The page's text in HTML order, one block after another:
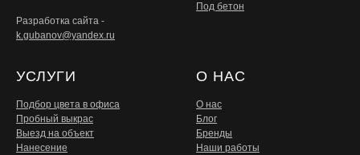
Разработка сайта -
k.gubanov@yandex.ru
Под бетон
УСЛУГИ
Подбор цвета в офиса
Пробный выкрас
Выезд на объект
Нанесение
О НАС
О нас
Блог
Бренды
Наши работы